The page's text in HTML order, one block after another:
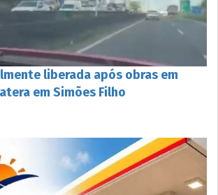
liberada após obras em
em Simões Filho